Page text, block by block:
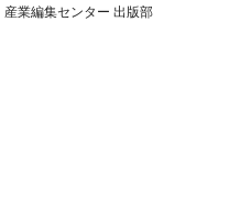
産業編集センター 出版部